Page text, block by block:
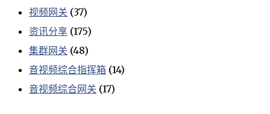
视频网关 (37)
资讯分享 (175)
集群网关 (48)
音视频综合指挥箱 (14)
音视频综合网关 (17)